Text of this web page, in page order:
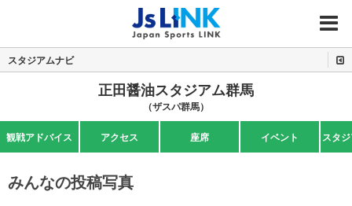
MENU
スタジアムナビ
正田醤油スタジアム群馬
（ザスパ群馬）
観戦アドバイス アクセス 座席 イベント スタ
みんなの投稿写真